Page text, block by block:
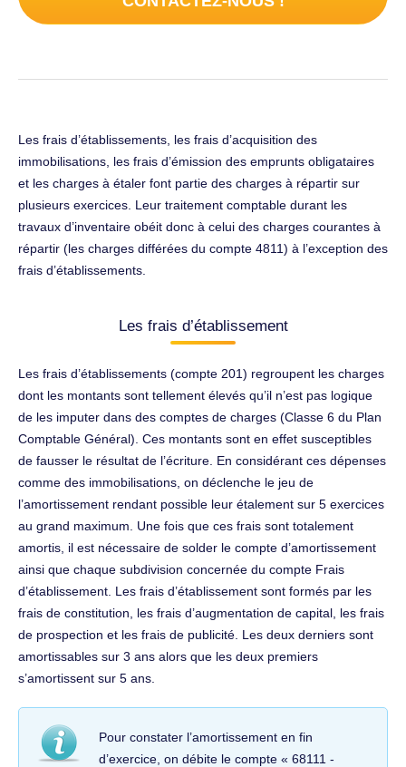
Les frais d’établissements, les frais d’acquisition des
immobilisations, les frais d’émission des emprunts obligataires
et les charges à étaler font partie des charges à répartir sur
plusieurs exercices. Leur traitement comptable durant les
travaux d’inventaire obéit donc à celui des charges courantes à
répartir (les charges différées du compte 4811) à l’exception des
frais d’établissements.
Les frais d’établissement
Les frais d’établissements (compte 201) regroupent les charges
dont les montants sont tellement élevés qu’il n’est pas logique
de les imputer dans des comptes de charges (Classe 6 du Plan
Comptable Général). Ces montants sont en effet susceptibles
de fausser le résultat de l’écriture. En considérant ces dépenses
comme des immobilisations, on déclenche le jeu de
l’amortissement rendant possible leur étalement sur 5 exercices
au grand maximum. Une fois que ces frais sont totalement
amortis, il est nécessaire de solder le compte d’amortissement
ainsi que chaque subdivision concernée du compte Frais
d’établissement. Les frais d’établissement sont formés par les
frais de constitution, les frais d’augmentation de capital, les frais
de prospection et les frais de publicité. Les deux derniers sont
amortissables sur 3 ans alors que les deux premiers
s’amortissent sur 5 ans.
Pour constater l’amortissement en fin
d’exercice, on débite le compte « 68111 -